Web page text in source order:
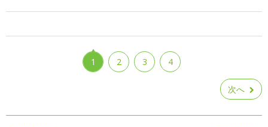
1 2 3 4
次へ